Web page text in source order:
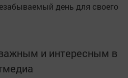
день для своего
и интересным в